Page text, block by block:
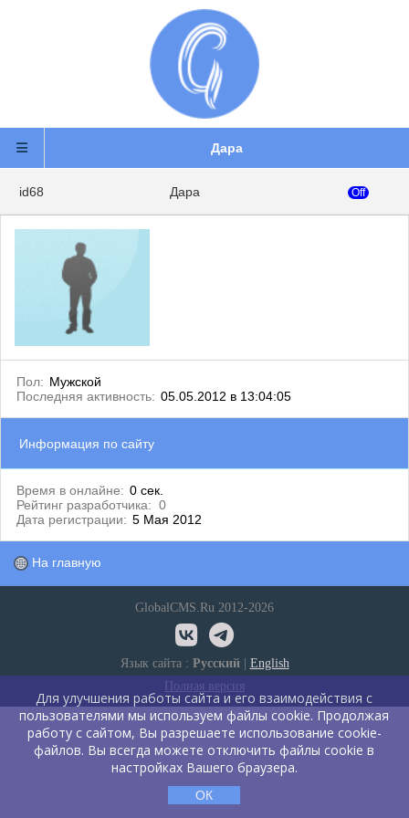
Дара
id68 Дара Off
Пол: Мужской
Последняя активность: 05.05.2012 в 13:04:05
Информация по сайту
Время в онлайне: 0 сек.
Рейтинг разработчика: 0
Дата регистрации: 5 Мая 2012
На главную
GlobalCMS.Ru 2012-2026
Язык сайта : Русский| English
Полная версия
Для улучшения работы сайта и его взаимодействия с
пользователями мы используем файлы cookie. Продолжая
работу с сайтом, Вы разрешаете использование cookie-
файлов. Вы всегда можете отключить файлы cookie в
настройках Вашего браузера.
ОК